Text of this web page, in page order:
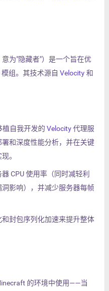
意为"隐藏者"）是一个旨在优
组。其技术源自 Velocity和
植自我开发的 Velocity代理服
和深度性能分析，并在关键
。
CPU 使用率（同时减轻利
影响），并减少服务器每帧
封包序列化加速来提升整体
的环境中使用——当